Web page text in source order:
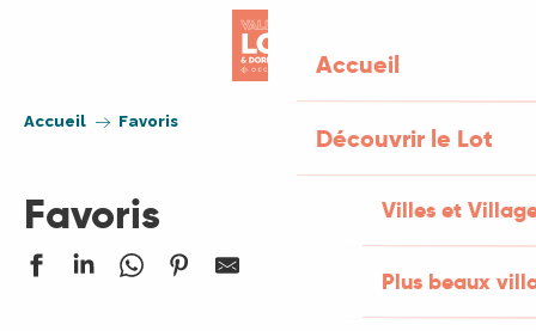
Accueil
Découvrir le Lot
Villes et
Plus beaux
Accueil Favoris
Favoris